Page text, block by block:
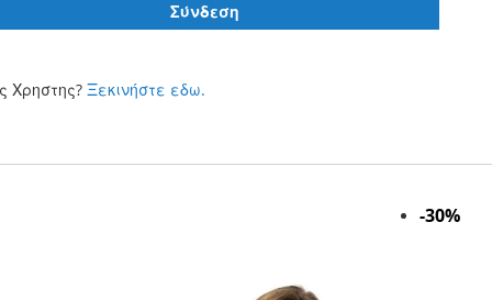
Σύνδεση
Χρηστης? Ξεκινήστε εδω.
περιεχόμενο
-30%